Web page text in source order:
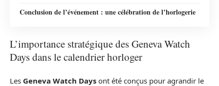
Conclusion de l’événement : une célébration de l’horlogerie
L’importance stratégique des Geneva Watch
Days dans le calendrier horloger
Les Geneva Watch Days ont été conçus pour agrandir le